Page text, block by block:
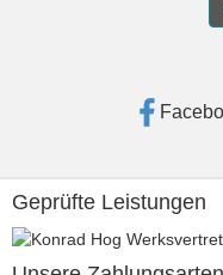
Geprüfte Leistungen